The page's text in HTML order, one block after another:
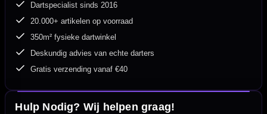
Dartspecialist sinds 2016
20.000+ artikelen op voorraad
350m² fysieke dartwinkel
Deskundig advies van echte darters
Gratis verzending vanaf €40
Hulp Nodig? Wij helpen graag!